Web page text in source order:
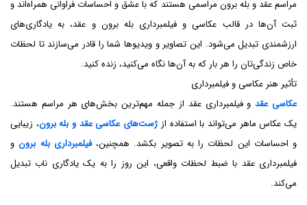
مراسم عقد و بله برون مراسمی هستند که با عشق و احساسات فراوانی همراه‌اند و
ثبت آن‌ها در قالب عکاسی و فیلمبرداری بله برون و عقد، به یادگاری‌های
ارزشمندی تبدیل می‌شود. این تصاویر و ویدیوها شما را قادر می‌سازند تا لحظات
خاص زندگی‌تان را هر بار که به آن‌ها نگاه می‌کنید، زنده کنید.
تأثیر هنر عکاسی و فیلمبرداری
عکاسی عقدو فیلمبرداری عقد از جمله مهم‌ترین بخش‌های هر مراسم هستند.
یک عکاس ماهر می‌تواند با استفاده ازژست‌های عکاسی عقد و بله برون، زیبایی
و احساسات این لحظات را به تصویر بکشد. همچنین،فیلمبرداری بله برونو
فیلمبرداری عقد با ضبط لحظات واقعی، این روز را به یک یادگاری ناب تبدیل
می‌کند.